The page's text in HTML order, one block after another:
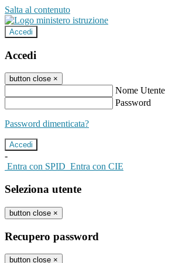
Salta al contenuto
Accedi
Accedi
button close ×
Nome Utente
Password
Password dimenticata?
-
Entra con SPID Entra con CIE
Seleziona utente
button close ×
Recupero password
button close ×